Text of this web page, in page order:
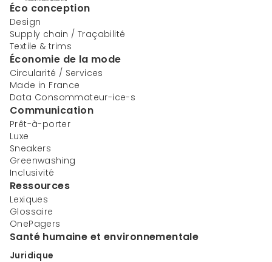
Éco conception
Design
Supply chain / Traçabilité
Textile & trims
Économie de la mode
Circularité / Services
Made in France
Data Consommateur-ice-s
Communication
Prêt-à-porter
Luxe
Sneakers
Greenwashing
Inclusivité
Ressources
Lexiques
Glossaire
OnePagers
Santé humaine et environnementale
Juridique